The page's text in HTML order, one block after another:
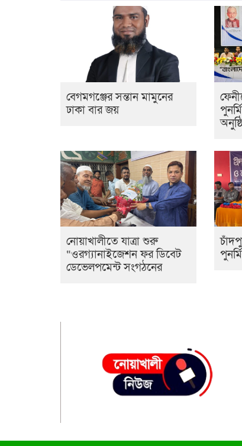
বেগমগঞ্জের সন্তান মামুনের
ঢাকা বার জয়
নোয়াখালীতে যাত্রা শুরু
“ওরগ্যানাইজেশন ফর ডিবেট
ডেভেলপমেন্ট সংগঠনের